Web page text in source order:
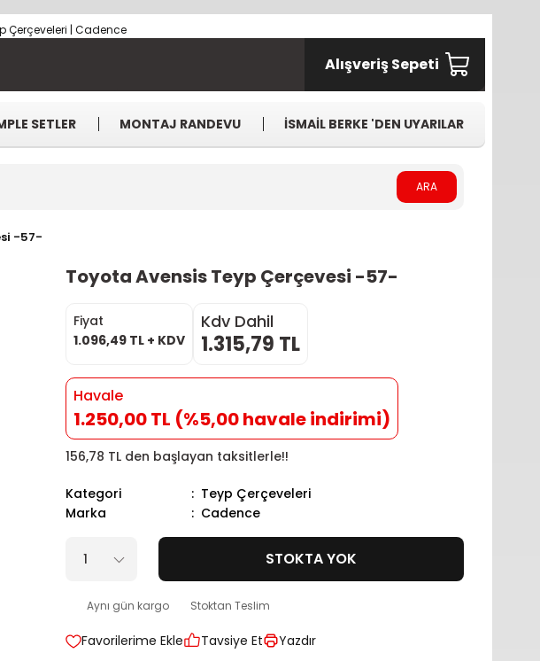
Alışveriş Sepeti
SETLER MONTAJ RANDEVU İSMAİL BERKE 'DEN UYARILAR
ARA
-57-
Toyota Avensis Teyp Çerçevesi -57-
Fiyat
1.096,49 TL + KDV
Kdv Dahil
1.315,79 TL
Havale
1.250,00 TL (%5,00 havale indirimi)
156,78 TL den başlayan taksitlerle!!
Kategori
Teyp Çerçeveleri
Marka
Cadence
STOKTA YOK
Aynı gün kargo Stoktan Teslim
Tavsiye Et Yazdır